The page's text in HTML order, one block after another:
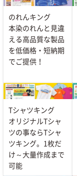
のれんキング
本染のれんと見違
える高品質な製品
を低価格・短納期
でご提供！
Tシャツキング
オリジナルTシャ
ツの事ならTシャ
ツキング。1枚だ
け～大量作成まで
可能